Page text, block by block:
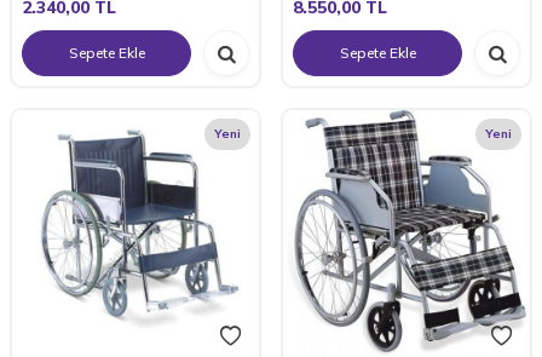
2.340,00 TL
Sepete Ekle
8.550,00 TL
Sepete Ekle
Yeni Yeni